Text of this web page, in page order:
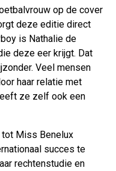
op de cover
deze editie direct
is Nathalie de
deze eer krijgt. Dat
Veel mensen
haar relatie met
ze zelf ook een
Miss Benelux
succes te
rechtenstudie en